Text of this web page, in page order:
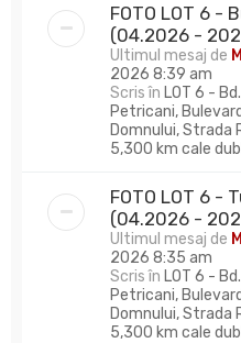
FOTO LOT 6 -
(04.2026 -
Ultimul mesaj de
2026 8:39 am
Scris în LOT 6 -
Petricani,
Domnului, Strada
5,300 km cale
FOTO LOT 6 -
(04.2026 -
Ultimul mesaj de
2026 8:35 am
Scris în LOT 6 -
Petricani,
Domnului, Strada
5,300 km cale